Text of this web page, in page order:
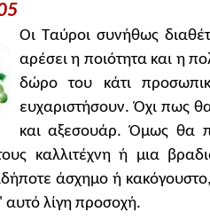
Οι Ταύροι συνήθως
αρέσει η ποιότητα και η
δώρο του κάτι
ευχαριστήσουν. Όχι πως
και αξεσουάρ. Όμως θα
καλλιτέχνη ή μια
άσχημο ή
αυτό λίγη προσοχή.